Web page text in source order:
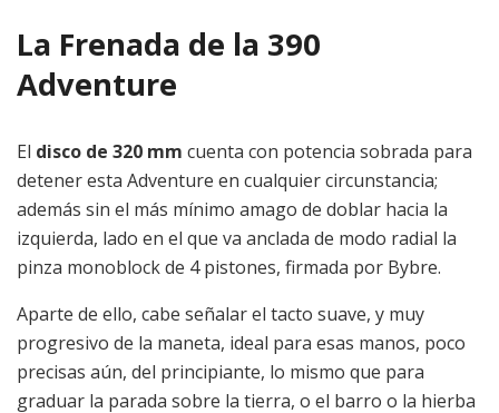
La Frenada de la 390
Adventure
El disco de 320 mm cuenta con potencia sobrada para
detener esta Adventure en cualquier circunstancia;
además sin el más mínimo amago de doblar hacia la
izquierda, lado en el que va anclada de modo radial la
pinza monoblock de 4 pistones, firmada por Bybre.
Aparte de ello, cabe señalar el tacto suave, y muy
progresivo de la maneta, ideal para esas manos, poco
precisas aún, del principiante, lo mismo que para
graduar la parada sobre la tierra, o el barro o la hierba